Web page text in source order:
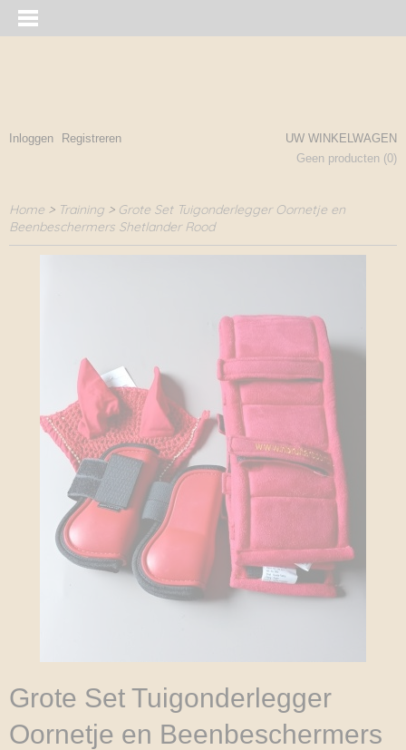
Inloggen Registreren
UW WINKELWAGEN
Geen producten (0)
Home > Training > Grote Set Tuigonderlegger Oornetje en
Beenbeschermers Shetlander Rood
Grote Set Tuigonderlegger
Oornetje en Beenbeschermers